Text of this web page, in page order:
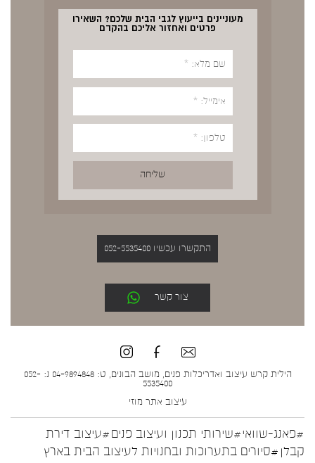
מעוניינים בייעוץ לגבי הבית שלכם? השאירו
פרטים ואחזור אליכם בהקדם
התקשרו עכשיו 052-5535400
צור קשר
הילית קרש עיצוב ואדריכלות פנים, מושב הבונים, ט: 04-9894848 נ: 052-
5535400
עיצוב אתר מוזי
#פאנג-שוואי#שירותי תכנון ועיצוב פנים#עיצוב דירת
קבלן #סיורים בתערוכות ובחנויות לעיצוב הבית בארץ